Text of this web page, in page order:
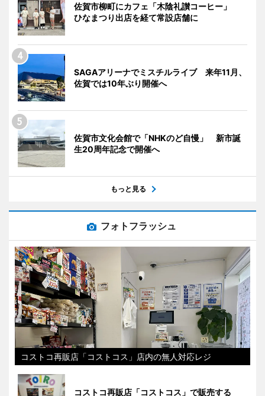
佐賀市柳町にカフェ「木陰礼讃コーヒー」
ひなまつり出店を経て常設店舗に
SAGAアリーナでミスチルライブ 来年11月、
佐賀では10年ぶり開催へ
佐賀市文化会館で「NHKのど自慢」 新市誕
生20周年記念で開催へ
もっと見る
フォトフラッシュ
コストコ再販店「コストコス」店内の無人対応レジ
コストコ再販店「コストコス」で販売する